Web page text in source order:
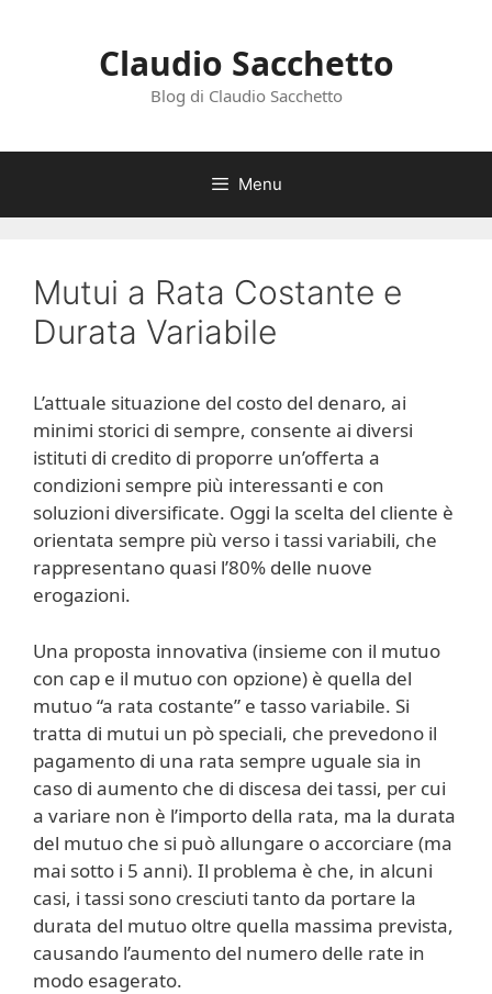
Claudio Sacchetto
Blog di Claudio Sacchetto
Menu
Mutui a Rata Costante e
Durata Variabile
L’attuale situazione del costo del denaro, ai
minimi storici di sempre, consente ai diversi
istituti di credito di proporre un’offerta a
condizioni sempre più interessanti e con
soluzioni diversificate. Oggi la scelta del cliente è
orientata sempre più verso i tassi variabili, che
rappresentano quasi l’80% delle nuove
erogazioni.
Una proposta innovativa (insieme con il mutuo
con cap e il mutuo con opzione) è quella del
mutuo “a rata costante” e tasso variabile. Si
tratta di mutui un pò speciali, che prevedono il
pagamento di una rata sempre uguale sia in
caso di aumento che di discesa dei tassi, per cui
a variare non è l’importo della rata, ma la durata
del mutuo che si può allungare o accorciare (ma
mai sotto i 5 anni). Il problema è che, in alcuni
casi, i tassi sono cresciuti tanto da portare la
durata del mutuo oltre quella massima prevista,
causando l’aumento del numero delle rate in
modo esagerato.